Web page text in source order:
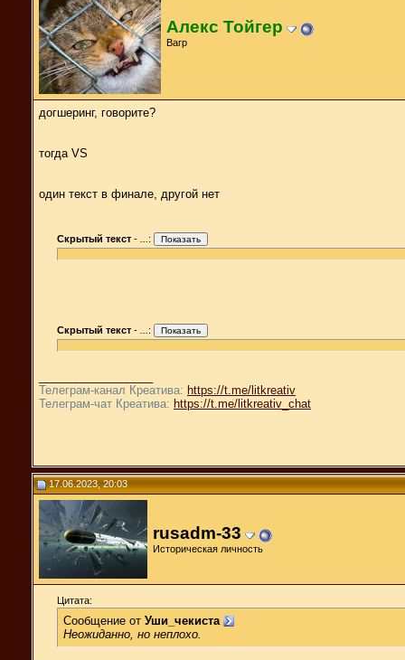
Алекс Тойгер
Вагр
догшеринг, говорите?
тогда VS
один текст в финале, другой нет
Скрытый текст - :
Скрытый текст - :
Телеграм-канал Креатива: https://t.me/litkreativ
Телеграм-чат Креатива: https://t.me/litkreativ_chat
17.06.2023, 20:03
rusadm-33
Историческая личность
Цитата:
Сообщение от Уши_чекиста
Неожиданно, но неплохо.